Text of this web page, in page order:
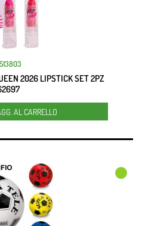
2026 LIPSTICK SET 2PZ
AL CARRELLO